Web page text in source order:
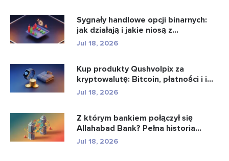
Sygnały handlowe opcji binarnych:
jak działają i jakie niosą z...
Jul 18, 2026
Kup produkty Qushvolpix za
kryptowalutę: Bitcoin, płatności i i...
Jul 18, 2026
Z którym bankiem połączył się
Allahabad Bank? Pełna historia...
Jul 18, 2026